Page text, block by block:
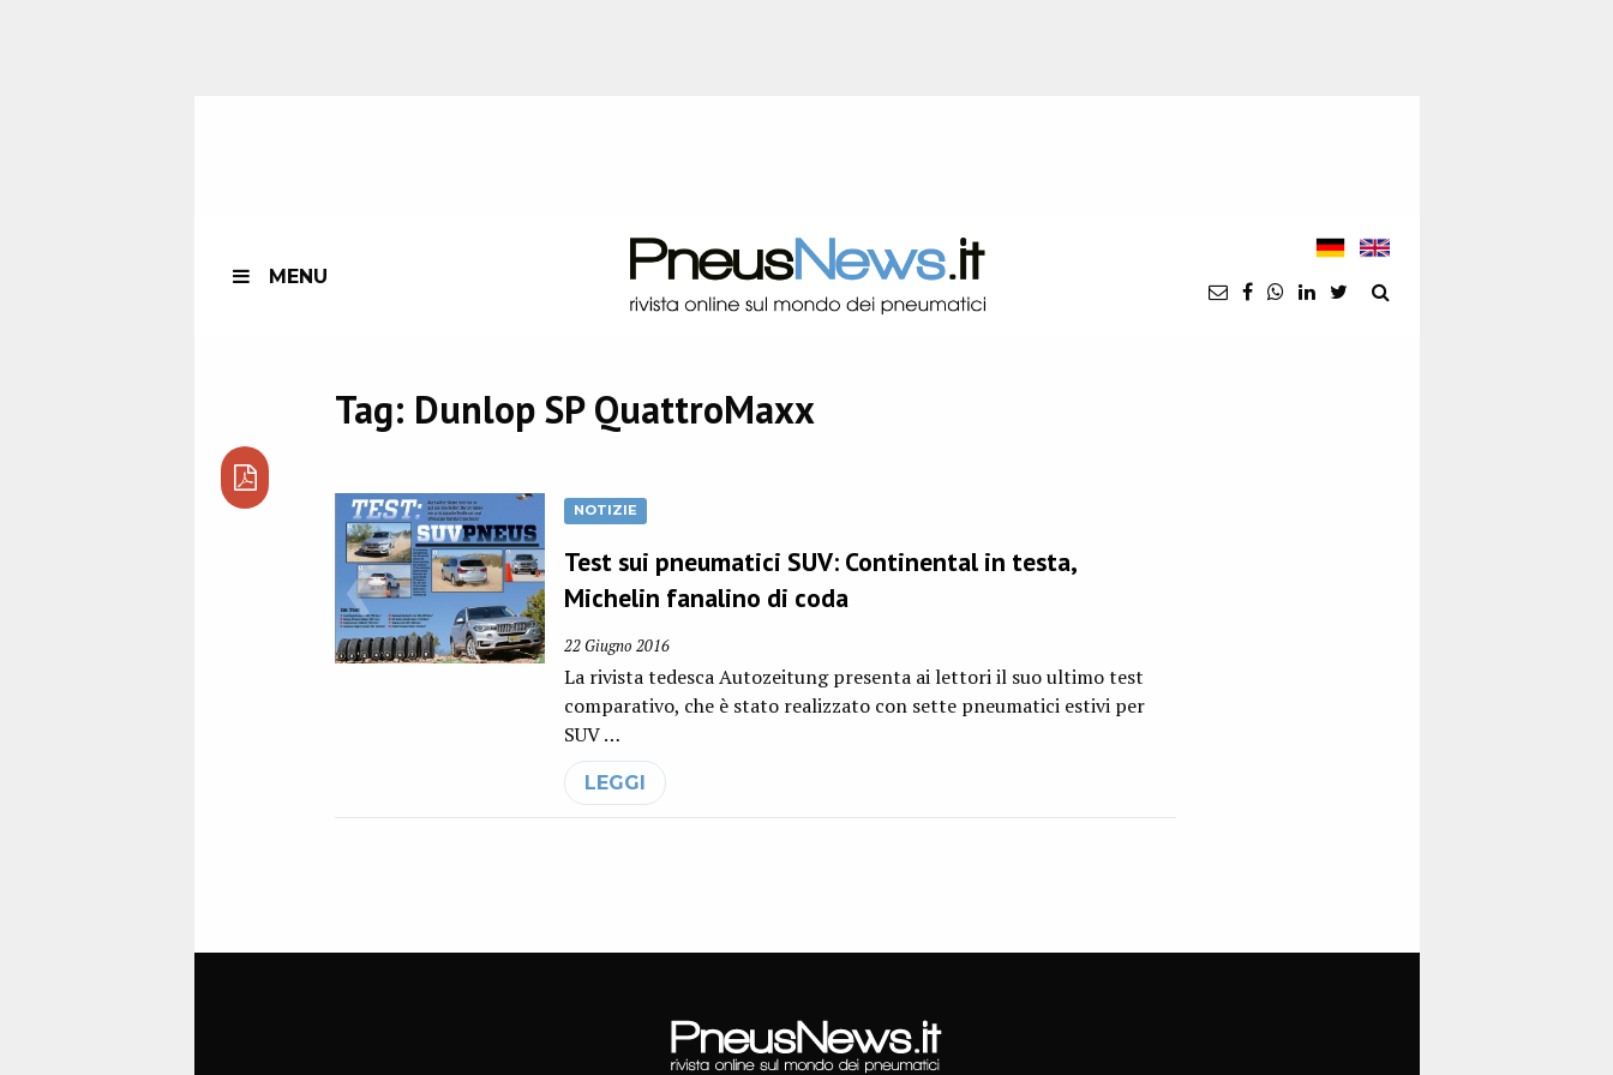
MENU
Tag: Dunlop SP QuattroMaxx
NOTIZIE
Test sui pneumatici SUV: Continental in testa,
Michelin fanalino di coda
22 Giugno 2016
La rivista tedesca Autozeitung presenta ai lettori il suo ultimo test
comparativo, che è stato realizzato con sette pneumatici estivi per
SUV …
LEGGI